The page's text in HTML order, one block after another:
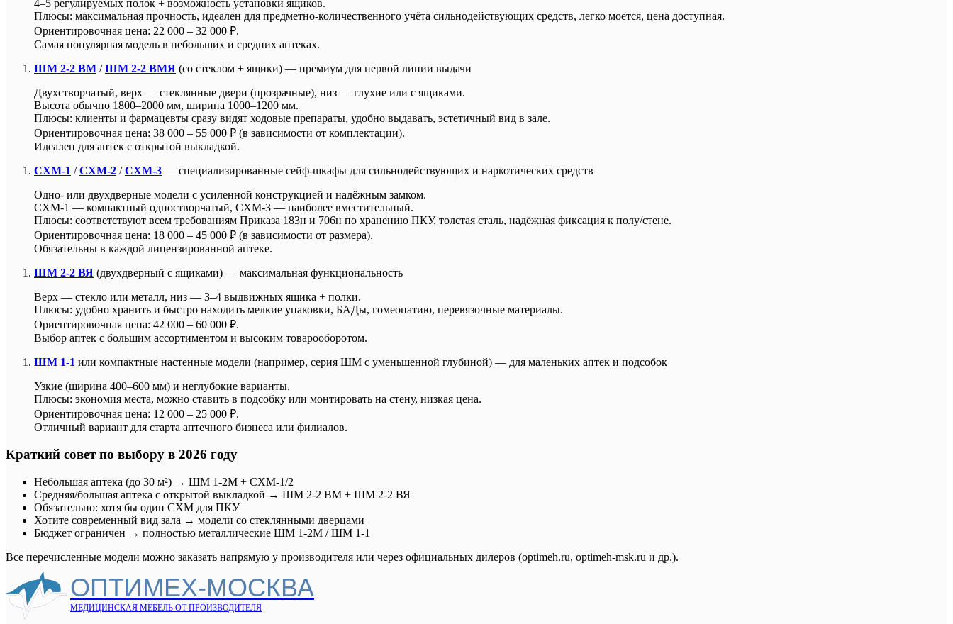
4–5 регулируемых полок + возможность установки ящиков.
Плюсы: максимальная прочность, идеален для предметно-количественного учёта сильнодействующих средств, легко моется, цена доступная.
Ориентировочная цена: 22 000 – 32 000 ₽.
Самая популярная модель в небольших и средних аптеках.
ШМ 2-2 ВМ /ШМ 2-2 ВМЯ (со стеклом + ящики) — премиум для первой линии выдачи
Двухстворчатый, верх — стеклянные двери (прозрачные), низ — глухие или с ящиками.
Высота обычно 1800–2000 мм, ширина 1000–1200 мм.
Плюсы: клиенты и фармацевты сразу видят ходовые препараты, удобно выдавать, эстетичный вид в зале.
Ориентировочная цена: 38 000 – 55 000 ₽ (в зависимости от комплектации).
Идеален для аптек с открытой выкладкой.
СХМ-1 /СХМ-2 /СХМ-3 — специализированные сейф-шкафы для сильнодействующих и наркотических средств
Одно- или двухдверные модели с усиленной конструкцией и надёжным замком.
СХМ-1 — компактный одностворчатый, СХМ-3 — наиболее вместительный.
Плюсы: соответствуют всем требованиям Приказа 183н и 706н по хранению ПКУ, толстая сталь, надёжная фиксация к полу/стене.
Ориентировочная цена: 18 000 – 45 000 ₽ (в зависимости от размера).
Обязательны в каждой лицензированной аптеке.
ШМ 2-2 ВЯ (двухдверный с ящиками) — максимальная функциональность
Верх — стекло или металл, низ — 3–4 выдвижных ящика + полки.
Плюсы: удобно хранить и быстро находить мелкие упаковки, БАДы, гомеопатию, перевязочные материалы.
Ориентировочная цена: 42 000 – 60 000 ₽.
Выбор аптек с большим ассортиментом и высоким товарооборотом.
ШМ 1-1 или компактные настенные модели (например, серия ШМ с уменьшенной глубиной) — для маленьких аптек и подсобок
Узкие (ширина 400–600 мм) и неглубокие варианты.
Плюсы: экономия места, можно ставить в подсобку или монтировать на стену, низкая цена.
Ориентировочная цена: 12 000 – 25 000 ₽.
Отличный вариант для старта аптечного бизнеса или филиалов.
Краткий совет по выбору в 2026 году
Небольшая аптека (до 30 м²) → ШМ 1-2М + СХМ-1/2
Средняя/большая аптека с открытой выкладкой → ШМ 2-2 ВМ + ШМ 2-2 ВЯ
Обязательно: хотя бы один СХМ для ПКУ
Хотите современный вид зала → модели со стеклянными дверцами
Бюджет ограничен → полностью металлические ШМ 1-2М / ШМ 1-1
Все перечисленные модели можно заказать напрямую у производителя или через официальных дилеров (optimeh.ru, optimeh-msk.ru и др.).
ОПТИМЕХ-МОСКВА
МЕДИЦИНСКАЯ МЕБЕЛЬ ОТ ПРОИЗВОДИТЕЛЯ